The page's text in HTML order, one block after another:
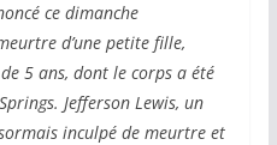
ce dimanche
d’une petite fille,
5 ans, dont le corps a été
Jefferson Lewis, un
inculpé de meurtre et